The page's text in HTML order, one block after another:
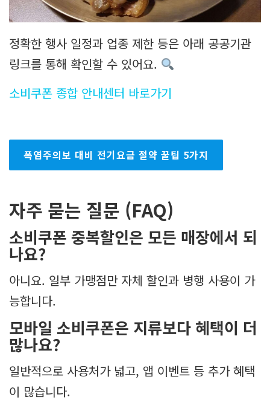
정확한 행사 일정과 업종 제한 등은 아래 공공기관
링크를 통해 확인할 수 있어요.
소비쿠폰 종합 안내센터 바로가기
폭염주의보 대비 전기요금 절약 꿀팁 5가지
자주 묻는 질문 (FAQ)
소비쿠폰 중복할인은 모든 매장에서 되
나요?
아니요. 일부 가맹점만 자체 할인과 병행 사용이 가
능합니다.
모바일 소비쿠폰은 지류보다 혜택이 더
많나요?
일반적으로 사용처가 넓고, 앱 이벤트 등 추가 혜택
이 많습니다.